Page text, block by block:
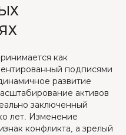
как
подписями
развитие
активов
заключенный
лет. Изменение
конфликта, а зрелый